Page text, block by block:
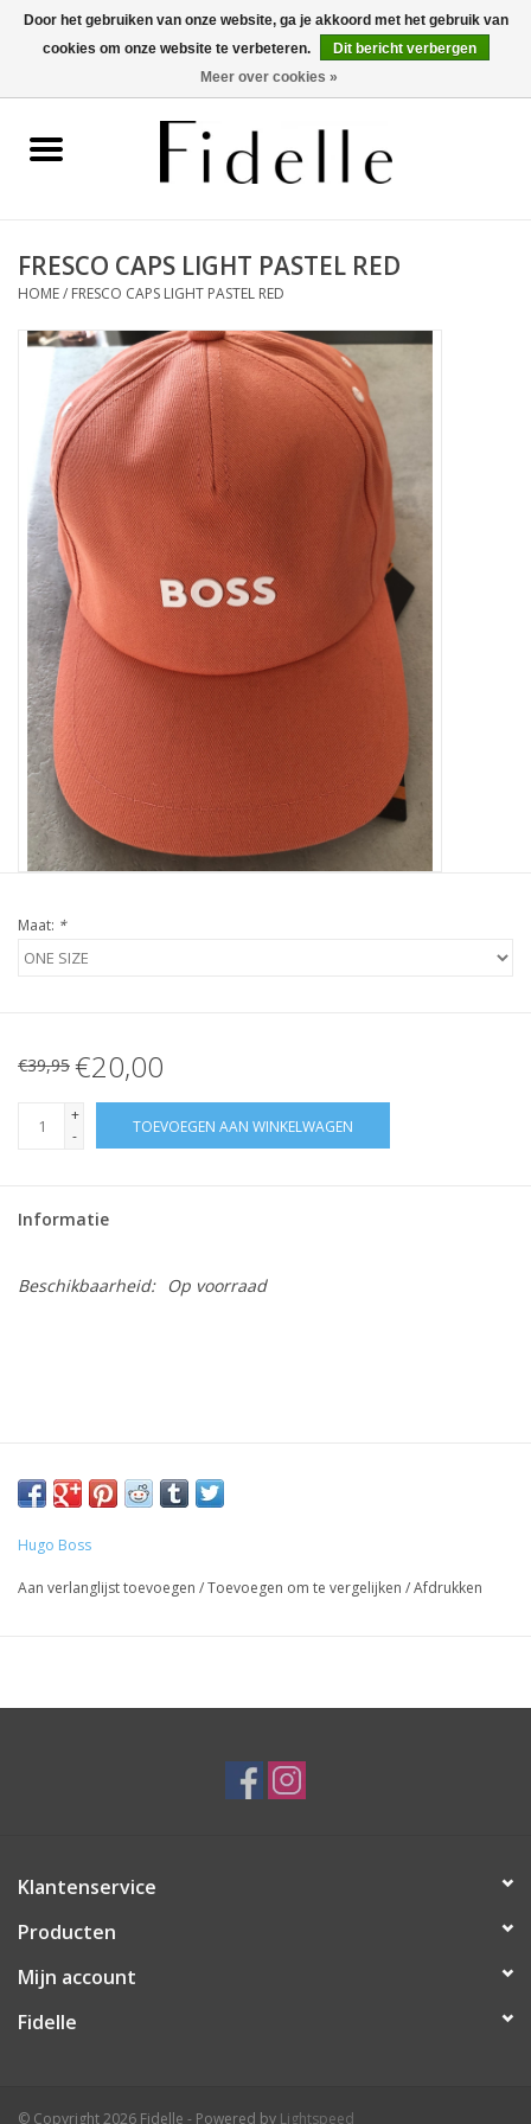
0 Artikelen - €0,00
OUTLET
Merken
FRESCO CAPS LIGHT PASTEL RED
HOME/ FRESCO CAPS LIGHT PASTEL RED
Maat: *
€39,95 €20,00
+
-
TOEVOEGEN AAN WINKELWAGEN
Informatie
Beschikbaarheid: Op voorraad
Hugo Boss
Aan verlanglijst toevoegen /Toevoegen om te vergelijken /Afdrukken
Klantenservice
Producten
Mijn account
Fidelle
© Copyright 2026 Fidelle - Powered by Lightspeed
Door het gebruiken van onze website, ga je akkoord met het gebruik van
cookies om onze website te verbeteren.
Dit bericht verbergen
Meer over cookies »